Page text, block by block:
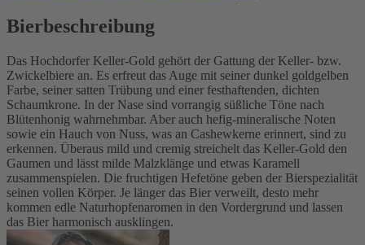
Bierbeschreibung
Das Hochdorfer Keller-Gold gehört der Gattung der Keller- bzw.
Zwickelbiere an. Es erfreut das Auge mit seiner dunkel goldgelben
Farbe, seiner satten Trübung und einer festhaftenden, dichten
Schaumkrone. In der Nase sind vorrangig süßliche Töne nach
Blütenhonig wahrnehmbar. Aber auch hefig-mineralische Noten
sowie ein Hauch von Nuss, was an Cashewkerne erinnert, sind zu
erkennen. Überaus mild und cremig streichelt das Keller-Gold den
Gaumen und lässt milde Malzklänge und etwas Karamell
zusammenspielen. Die fruchtigen Hefetöne geben der Bierspezialität
seinen vollen Körper. Je länger das Bier verweilt, desto mehr
kommen edle Naturhopfenaromen in den Vordergrund und lassen
das Bier harmonisch ausklingen.